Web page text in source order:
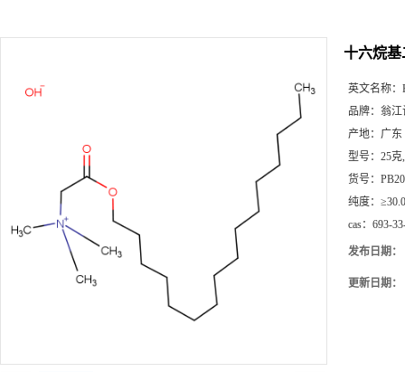
十六烷基
英文名称：
品牌： 翁江
产地： 广东
型号： 25克
货号：
纯度：
cas： 693-
发布日期：
更新日期：